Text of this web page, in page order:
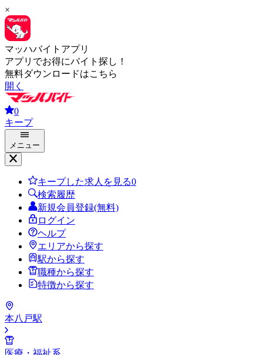
×
マッハバイトアプリ
アプリでお得にバイト探し！
無料ダウンロードはこちら
開く
0
キープ
メニュー
キープした求人を見る0
検索履歴
新規会員登録(無料)
ログイン
ヘルプ
エリアから探す
駅から探す
職種から探す
特徴から探す
本八戸駅
医療・福祉系